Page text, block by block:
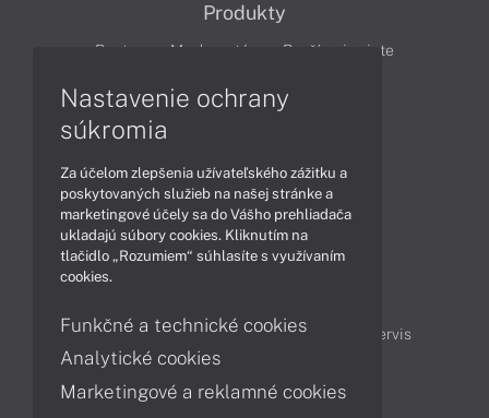
Produkty
Routery Mesh systém
Rozšírenie siete
Cloudové kamery
Produkty Technológie
Obsah
Možnosti doručenia a platby
Podpora a servis
Kontakty
Nastavenie ochrany
súkromia
Za účelom zlepšenia užívateľského zážitku a
poskytovaných služieb na našej stránke a
marketingové účely sa do Vášho prehliadača
ukladajú súbory cookies. Kliknutím na
tlačidlo „Rozumiem“ súhlasíte s využívaním
cookies.
Funkčné a technické cookies
Analytické cookies
Marketingové a reklamné cookies